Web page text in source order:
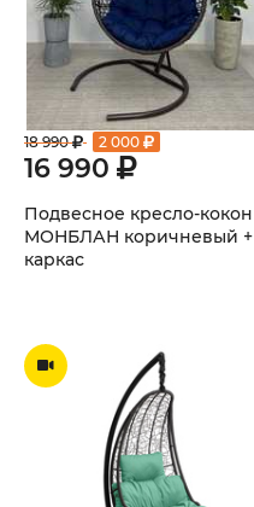
18 990 2 000
16 990
Подвесное кресло-кокон
МОНБЛАН коричневый +
каркас